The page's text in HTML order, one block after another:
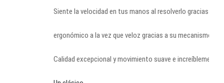
Siente la velocidad en tus manos al resolverlo gracias a
ergonómico a la vez que veloz gracias a su mecanismo
Calidad excepcional y movimiento suave e increíblemente